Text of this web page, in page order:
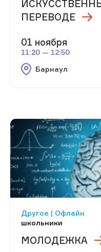
ПЕРЕВОДЕ
01 ноября
11:20 — 12:50
Барнаул
Другое | Офлайн
школьники
МОЛОДЕЖКА